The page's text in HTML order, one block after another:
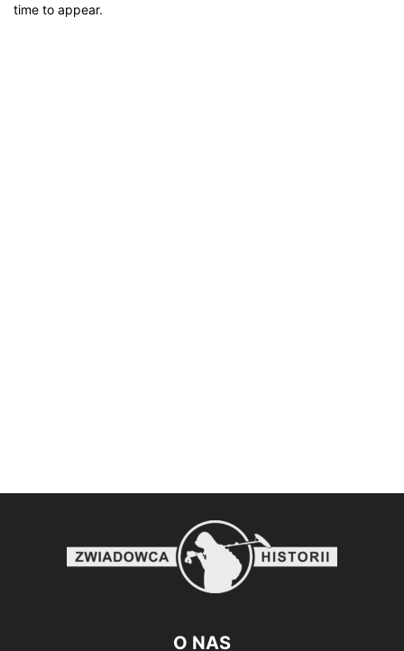
time to appear.
O NAS